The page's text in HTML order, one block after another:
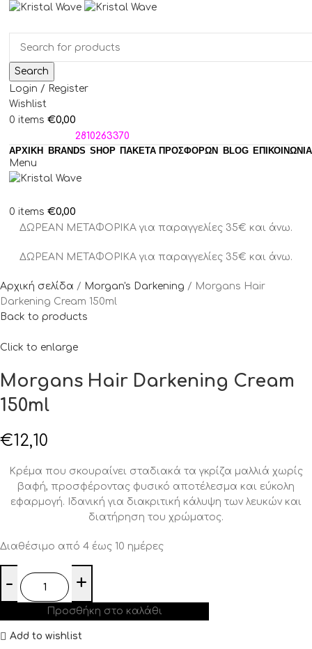
Search
Login / Register
Wishlist
0 items €0,00
2810263370
ΑΡΧΙΚΗ
BRANDS SHOP ΠΑΚΈΤΑ ΠΡΟΣΦΟΡΏΝ BLOG ΕΠΙΚΟΙΝΩΝΙΑ
Menu
0 items €0,00
ΔΩΡΕΑΝ ΜΕΤΑΦΟΡΙΚΑ για παραγγελίες 35€ και άνω.
ΔΩΡΕΑΝ ΜΕΤΑΦΟΡΙΚΑ για παραγγελίες 35€ και άνω.
Αρχική σελίδα Morgan's Darkening
Morgans Hair
Darkening Cream 150ml
Back to products
Click to enlarge
Morgans Hair Darkening Cream
150ml
€12,10
Κρέμα που σκουραίνει σταδιακά τα γκρίζα μαλλιά χωρίς
βαφή, προσφέροντας φυσικό αποτέλεσμα και εύκολη
εφαρμογή. Ιδανική για διακριτική κάλυψη των λευκών και
διατήρηση του χρώματος.
Διαθέσιμο από 4 έως 10 ημέρες
Προσθήκη στο καλάθι
Add to wishlist